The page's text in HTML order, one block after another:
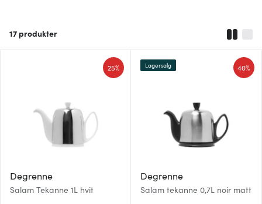
17 produkter
Degrenne
Salam Tekanne 1L hvit
25%
Degrenne
Salam tekanne 0,7L noir matt
40%
Lagersalg